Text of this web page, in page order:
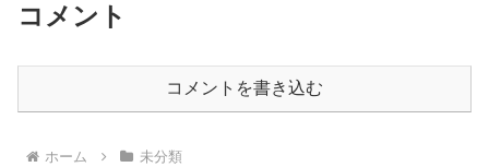
コメント
コメントを書き込む
ホーム 未分類